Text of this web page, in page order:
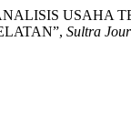
Sultra